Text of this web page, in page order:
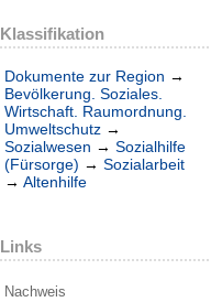
Klassifikation
Dokumente zur Region →
Bevölkerung. Soziales.
Wirtschaft. Raumordnung.
Umweltschutz →
Sozialwesen → Sozialhilfe
(Fürsorge) → Sozialarbeit
→ Altenhilfe
Links
Nachweis